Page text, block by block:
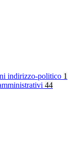
indirizzo-politico 1
44